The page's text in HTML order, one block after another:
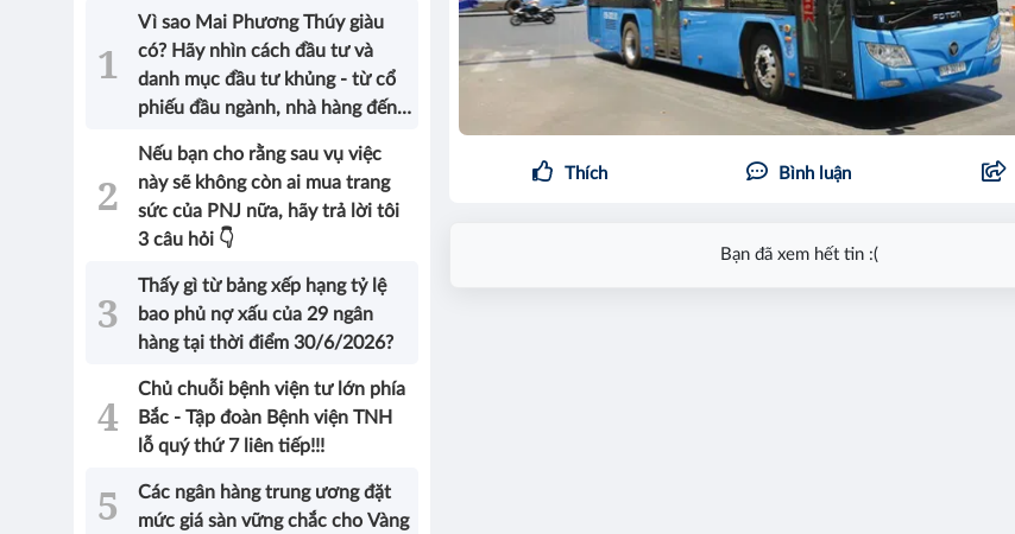
Thích Bình luận
Bạn đã xem hết tin :(
Vì sao Mai Phương Thúy giàu
có? Hãy nhìn cách đầu tư và
danh mục đầu tư khủng - từ cổ
phiếu đầu ngành, nhà hàng đến
được câu trả lời!
Nếu bạn cho rằng sau vụ việc
này sẽ không còn ai mua trang
sức của PNJ nữa, hãy trả lời tôi
3 câu hỏi 👇
Thấy gì từ bảng xếp hạng tỷ lệ
bao phủ nợ xấu của 29 ngân
hàng tại thời điểm 30/6/2026?
Chủ chuỗi bệnh viện tư lớn phía
Bắc - Tập đoàn Bệnh viện TNH
lỗ quý thứ 7 liên tiếp!!!
Các ngân hàng trung ương đặt
mức giá sàn vững chắc cho Vàng